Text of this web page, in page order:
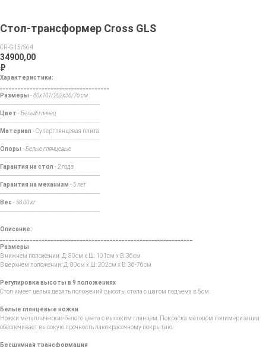
Стол-трансформер Cross GLS
CR-G15/S64
34900,00
₽
Характеристики:
Размеры -80х101/202х36/76 см
--------------------------------------------------------
Цвет -Белый глянец
--------------------------------------------------------
Материал - Суперглянцевая плита
--------------------------------------------------------
Опоры -Белые глянцевые
--------------------------------------------------------
Гарантия на стол - 2 года
--------------------------------------------------------
Гарантия на механизм -5 лет
--------------------------------------------------------
Вес -58.00 кг
--------------------------------------------------------
Описание:
Размеры
В нижнем положении: Д: 80см x Ш: 101см x В: 36см
В верхнем положении: Д: 80см x Ш: 202см x В: 36-76см
Регулировка высоты в 9 положениях
Стол имеет целых девять положений высоты стола с шагом подъема в 5см.
Белые глянцевые ножки
Ножки металлические белого цвета с высоким глянцем. Покраска методом полимеризации
обеспечивает высокую прочность лакокрасочному покрытию.
Бесшумная трансформация